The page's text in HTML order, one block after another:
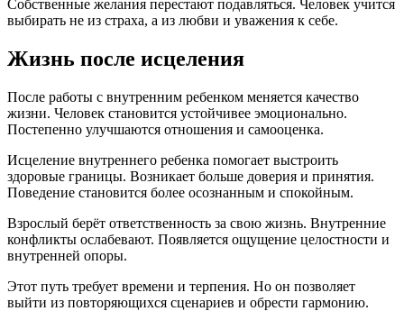
Собственные желания перестают подавляться. Человек учится
выбирать не из страха, а из любви и уважения к себе.
Жизнь после исцеления
После работы с внутренним ребенком меняется качество
жизни. Человек становится устойчивее эмоционально.
Постепенно улучшаются отношения и самооценка.
Исцеление внутреннего ребенка помогает выстроить
здоровые границы. Возникает больше доверия и принятия.
Поведение становится более осознанным и спокойным.
Взрослый берёт ответственность за свою жизнь. Внутренние
конфликты ослабевают. Появляется ощущение целостности и
внутренней опоры.
Этот путь требует времени и терпения. Но он позволяет
выйти из повторяющихся сценариев и обрести гармонию.